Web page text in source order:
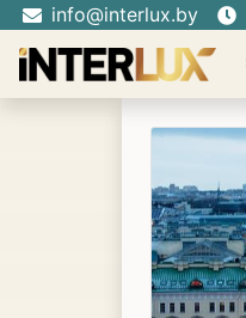
info@interlux.by